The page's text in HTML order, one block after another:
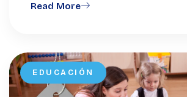
Read More
EDUCACIÓN